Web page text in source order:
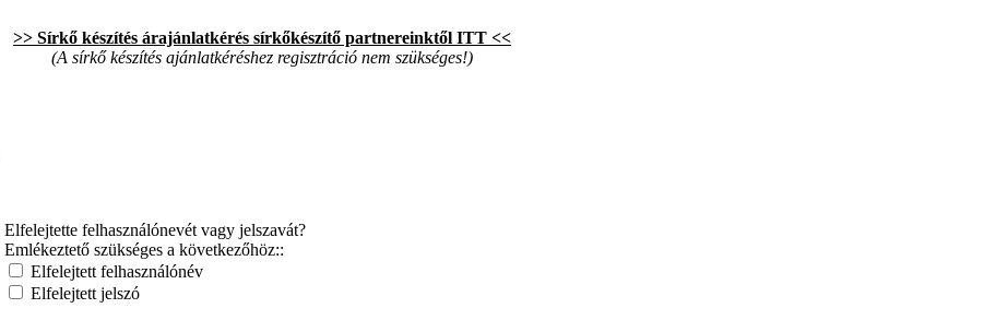
>> Sírkő készítés árajánlatkérés sírkőkészítő partnereinktől ITT <<
(A sírkő készítés ajánlatkéréshez regisztráció nem szükséges!)
Elfelejtette felhasználónevét vagy jelszavát?
Emlékeztető szükséges a következőhöz::
Elfelejtett felhasználónév
Elfelejtett jelszó